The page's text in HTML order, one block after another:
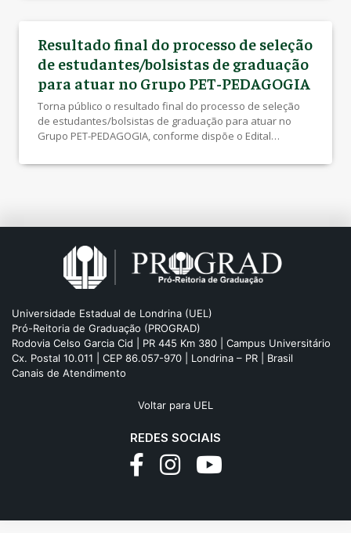
Resultado final do processo de seleção
de estudantes/bolsistas de graduação
para atuar no Grupo PET-PEDAGOGIA
Torna público o resultado final do processo de seleção
de estudantes/bolsistas de graduação para atuar no
Grupo PET-PEDAGOGIA, conforme dispõe o Edital
111/2026): acesse aqui.
Universidade Estadual de Londrina (UEL)
Pró-Reitoria de Graduação (PROGRAD)
Rodovia Celso Garcia Cid | PR 445 Km 380 | Campus Universitário
Cx. Postal 10.011 | CEP 86.057-970 | Londrina – PR | Brasil
Canais de Atendimento
Voltar para UEL
REDES SOCIAIS